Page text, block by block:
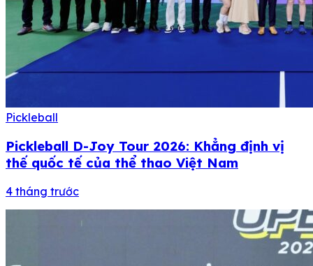
Pickleball
Pickleball D-Joy Tour 2026: Khẳng định vị
thế quốc tế của thể thao Việt Nam
4 tháng trước